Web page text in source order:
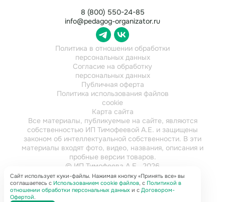
8 (800) 550-24-85
info@pedagog-organizator.ru
Политика в отношении обработки
персональных данных
Согласие на обработку
персональных данных
Публичная оферта
Политика использования файлов
cookie
Карта сайта
Все материалы, публикуемые на сайте, являются
собственностью ИП Тимофеевой А.Е. и защищены
законом об интеллектуальной собственности. В эти
материалы входят фото, видео, названия, описания и
пробные версии товаров.
© ИП Тимофеева А.Е., 2026
ИНН 784202616921
Сайт использует куки-файлы. Нажимая кнопку «Принять все» вы
соглашаетесь с Использованием cookie файлов, с Политикой в
отношении обработки персональных данных и с Договором-
Офертой.